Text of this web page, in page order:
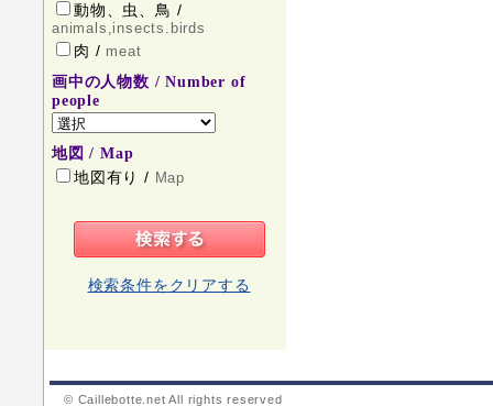
動物、虫、鳥 /
animals,insects.birds
肉 / meat
画中の人物数 / Number of
people
地図 / Map
地図有り / Map
検索条件をクリアする
© Caillebotte.net All rights reserved